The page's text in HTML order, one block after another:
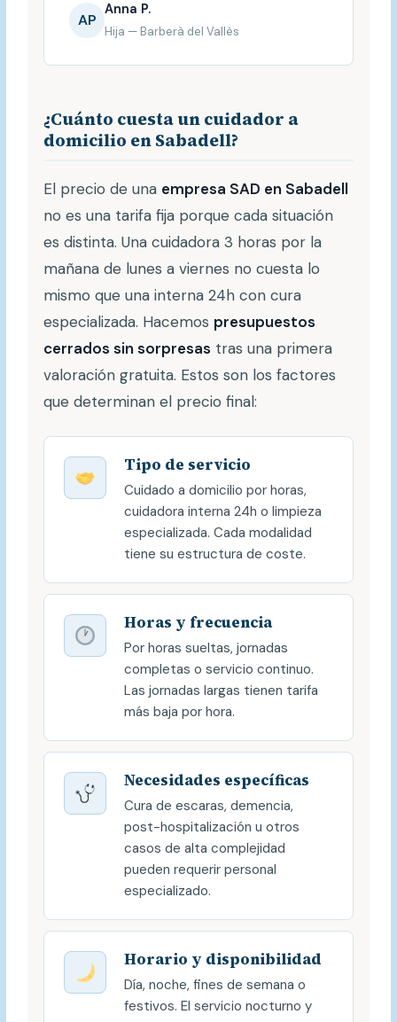
AP
Anna P.
Hija — Barberà del Vallès
¿Cuánto cuesta un cuidador a
domicilio en Sabadell?
El precio de una empresa SAD en Sabadell
no es una tarifa fija porque cada situación
es distinta. Una cuidadora 3 horas por la
mañana de lunes a viernes no cuesta lo
mismo que una interna 24h con cura
especializada. Hacemos presupuestos
cerrados sin sorpresas tras una primera
valoración gratuita. Estos son los factores
que determinan el precio final:
Tipo de servicio
Cuidado a domicilio por horas,
cuidadora interna 24h o limpieza
especializada. Cada modalidad
tiene su estructura de coste.
Horas y frecuencia
Por horas sueltas, jornadas
completas o servicio continuo.
Las jornadas largas tienen tarifa
más baja por hora.
Necesidades específicas
Cura de escaras, demencia,
post-hospitalización u otros
casos de alta complejidad
pueden requerir personal
especializado.
Horario y disponibilidad
Día, noche, fines de semana o
festivos. El servicio nocturno y